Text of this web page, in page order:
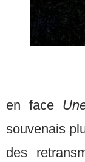
en face
souvenais
des